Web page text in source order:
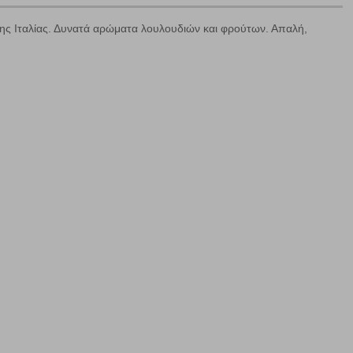
Ιταλίας. Δυνατά αρώματα λουλουδιών και φρούτων. Απαλή,
σας, οι οποίες είναι μη εξατομικευμένες και σπάνια
μέσω του προγράμματος περιήγησης εγκαθίστανται στον
εφ΄ όσον το επιλέξετε, απομνημονεύοντας τις προτιμήσεις
μπορεί να επηρεάσει την εμπειρία της περιήγησής
ορισθούν από εμάς ή /και από τρίτους παρόχους, των